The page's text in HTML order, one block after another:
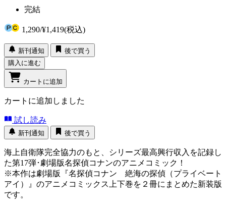
完結
1,290/¥1,419(税込)
新刊通知
後で買う
購入に進む
カートに追加
カートに追加しました
試し読み
新刊通知 後で買う
海上自衛隊完全協力のもと、シリーズ最高興行収入を記録し
た第17弾･劇場版名探偵コナンのアニメコミック！
※本作は劇場版『名探偵コナン 絶海の探偵（プライベート
アイ）』のアニメコミックス上下巻を２冊にまとめた新装版
です。